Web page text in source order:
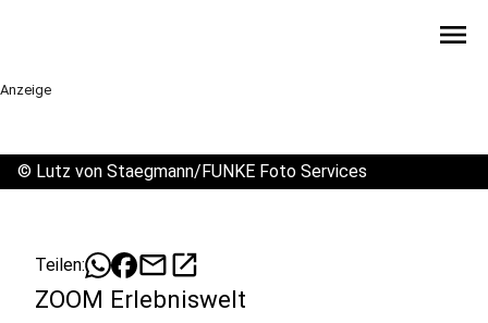
menu
Anzeige
© Lutz von Staegmann/FUNKE Foto Services
Teilen: mailopen_in_new
ZOOM Erlebniswelt